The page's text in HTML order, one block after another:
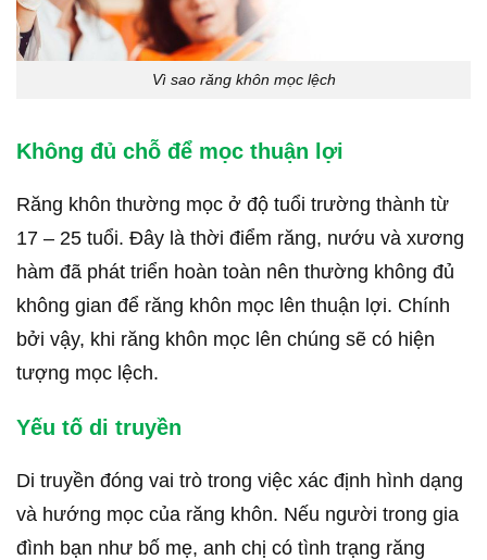
Vì sao răng khôn mọc lệch
Không đủ chỗ để mọc thuận lợi
Răng khôn thường mọc ở độ tuổi trường thành từ
17 – 25 tuổi. Đây là thời điểm răng, nướu và xương
hàm đã phát triển hoàn toàn nên thường không đủ
không gian để răng khôn mọc lên thuận lợi. Chính
bởi vậy, khi răng khôn mọc lên chúng sẽ có hiện
tượng mọc lệch.
Yếu tố di truyền
Di truyền đóng vai trò trong việc xác định hình dạng
và hướng mọc của răng khôn. Nếu người trong gia
đình bạn như bố mẹ, anh chị có tình trạng răng